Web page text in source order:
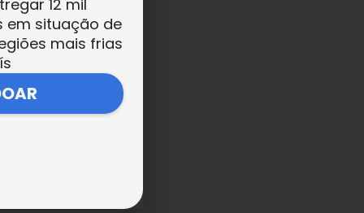
12 mil
em situação de
mais frias